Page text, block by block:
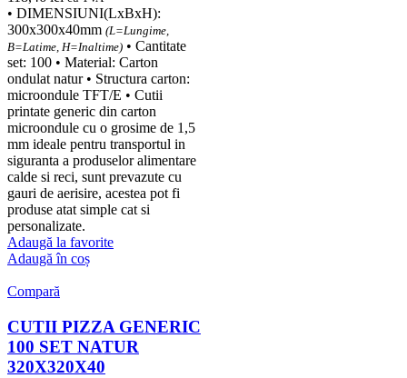
• DIMENSIUNI(LxBxH):
300x300x40mm (L=Lungime,
B=Latime, H=Inaltime) • Cantitate
set: 100 • Material: Carton
ondulat natur • Structura carton:
microondule TFT/E • Cutii
printate generic din carton
microondule cu o grosime de 1,5
mm ideale pentru transportul in
siguranta a produselor alimentare
calde si reci, sunt prevazute cu
gauri de aerisire, acestea pot fi
produse atat simple cat si
personalizate.
Adaugă la favorite
Adaugă în coș
Compară
CUTII PIZZA GENERIC
100 SET NATUR
320X320X40